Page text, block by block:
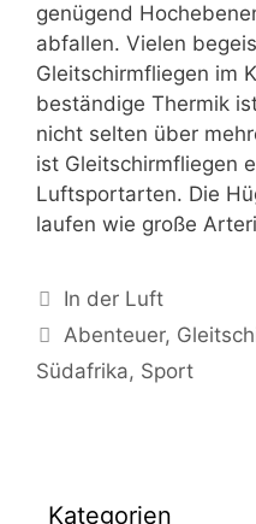
genügend
abfallen. Vielen
Gleitschirmfliegen im
beständige Thermik
nicht selten über
ist Gleitschirmfliegen
Luftsportarten. Die
laufen wie große
Kategorien
In der Luft
Schlagwörter
Abenteuer,
Südafrika, Sport
Kategorien